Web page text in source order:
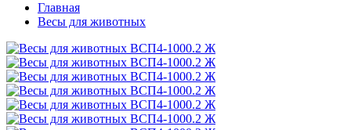
Главная
Весы для животных